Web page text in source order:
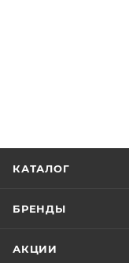
КАТАЛОГ
БРЕНДЫ
АКЦИИ